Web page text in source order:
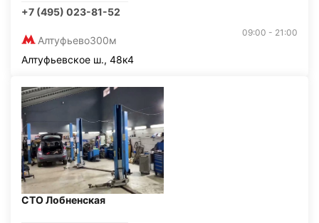
+7 (495) 023-81-52
Алтуфьево300м
09:00 - 21:00
Алтуфьевское ш., 48к4
СТО Лобненская